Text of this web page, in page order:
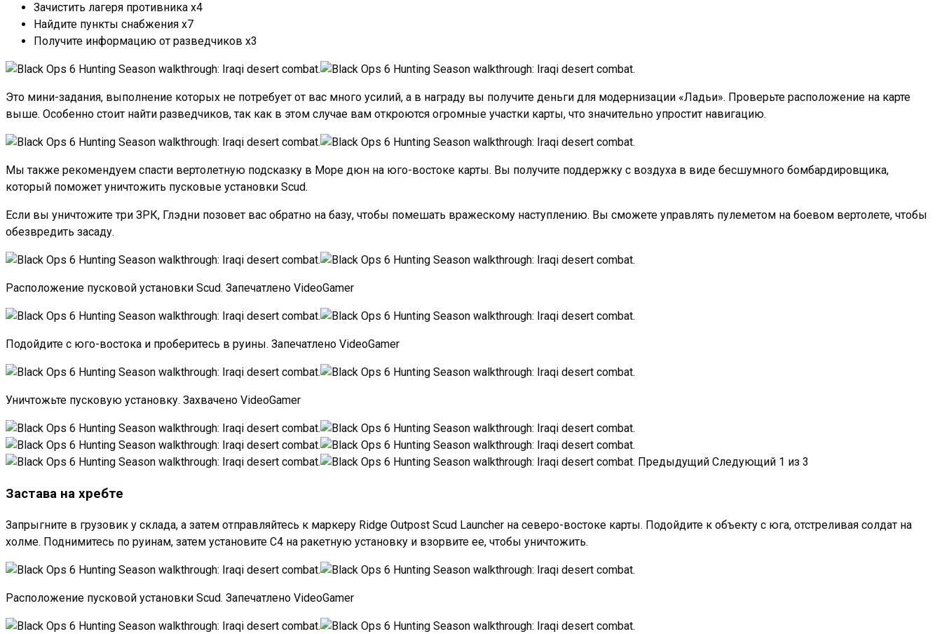
Зачистить лагеря противника x4
Найдите пункты снабжения x7
Получите информацию от разведчиков x3
Это мини-задания, выполнение которых не потребует от вас много усилий, а в награду вы получите деньги для модернизации «Ладьи». Проверьте расположение на карте
выше. Особенно стоит найти разведчиков, так как в этом случае вам откроются огромные участки карты, что значительно упростит навигацию.
Мы также рекомендуем спасти вертолетную подсказку в Море дюн на юго-востоке карты. Вы получите поддержку с воздуха в виде бесшумного бомбардировщика,
который поможет уничтожить пусковые установки Scud.
Если вы уничтожите три ЗРК, Глэдни позовет вас обратно на базу, чтобы помешать вражескому наступлению. Вы сможете управлять пулеметом на боевом вертолете, чтобы
обезвредить засаду.
Расположение пусковой установки Scud. Запечатлено VideoGamer
Подойдите с юго-востока и проберитесь в руины. Запечатлено VideoGamer
Уничтожьте пусковую установку. Захвачено VideoGamer
Предыдущий Следующий 1 из 3
Застава на хребте
Запрыгните в грузовик у склада, а затем отправляйтесь к маркеру Ridge Outpost Scud Launcher на северо-востоке карты. Подойдите к объекту с юга, отстреливая солдат на
холме. Поднимитесь по руинам, затем установите C4 на ракетную установку и взорвите ее, чтобы уничтожить.
Расположение пусковой установки Scud. Запечатлено VideoGamer